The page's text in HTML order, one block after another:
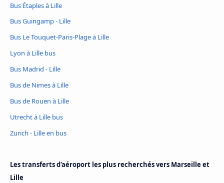
Bus Étaples à Lille
Bus Guingamp - Lille
Bus Le Touquet-Paris-Plage à Lille
Lyon à Lille bus
Bus Madrid - Lille
Bus de Nimes à Lille
Bus de Rouen à Lille
Utrecht à Lille bus
Zurich - Lille en bus
Les transferts d'aéroport les plus recherchés vers Marseille et
Lille